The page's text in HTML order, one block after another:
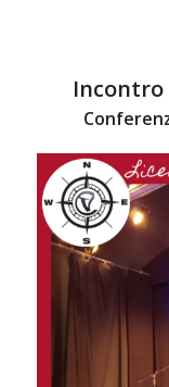
Incontro